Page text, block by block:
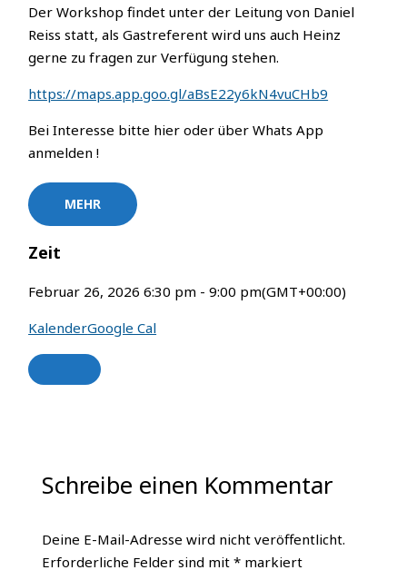
Der Workshop findet unter der Leitung von Daniel
Reiss statt, als Gastreferent wird uns auch Heinz
gerne zu fragen zur Verfügung stehen.
https://maps.app.goo.gl/aBsE22y6kN4vuCHb9
Bei Interesse bitte hier oder über Whats App
anmelden !
MEHR
Zeit
Februar 26, 2026 6:30 pm -9:00 pm(GMT+00:00)
KalenderGoogle Cal
Schreibe einen Kommentar
Deine E-Mail-Adresse wird nicht veröffentlicht.
Erforderliche Felder sind mit* markiert